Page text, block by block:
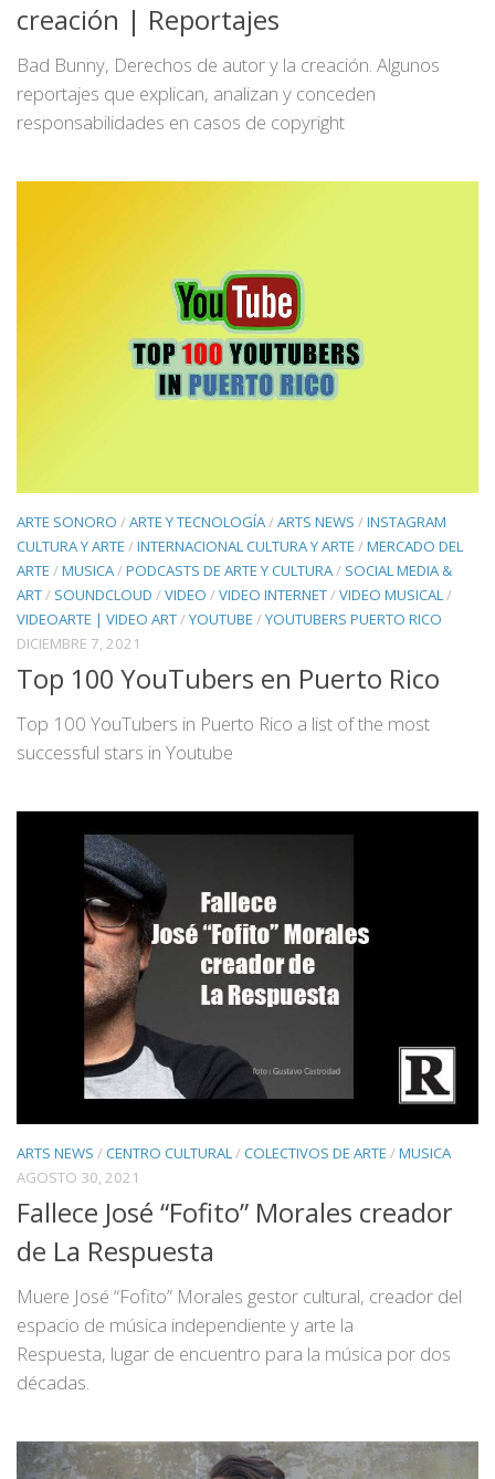
creación | Reportajes
Bad Bunny, Derechos de autor y la creación. Algunos
reportajes que explican, analizan y conceden
responsabilidades en casos de copyright
ARTE SONORO /ARTE Y TECNOLOGÍA/ARTS NEWS /INSTAGRAM
CULTURA Y ARTE /INTERNACIONAL CULTURA Y ARTE /MERCADO DEL
ARTE /MUSICA/PODCASTS DE ARTE Y CULTURA/ SOCIAL MEDIA &
ART/ SOUNDCLOUD /VIDEO /VIDEO INTERNET/VIDEO MUSICAL/
VIDEOARTE | VIDEO ART/YOUTUBE /YOUTUBERS PUERTO RICO
DICIEMBRE 7, 2021
Top 100 YouTubers en Puerto Rico
Top 100 YouTubers in Puerto Rico a list of the most
successful stars in Youtube
ARTS NEWS /CENTRO CULTURAL/COLECTIVOS DE ARTE /MUSICA
AGOSTO 30, 2021
Fallece José “Fofito” Morales creador
de La Respuesta
Muere José “Fofito” Morales gestor cultural, creador del
espacio de música independiente y arte la
Respuesta, lugar de encuentro para la música por dos
décadas.